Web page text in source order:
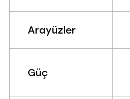
Arayüzler
Güç